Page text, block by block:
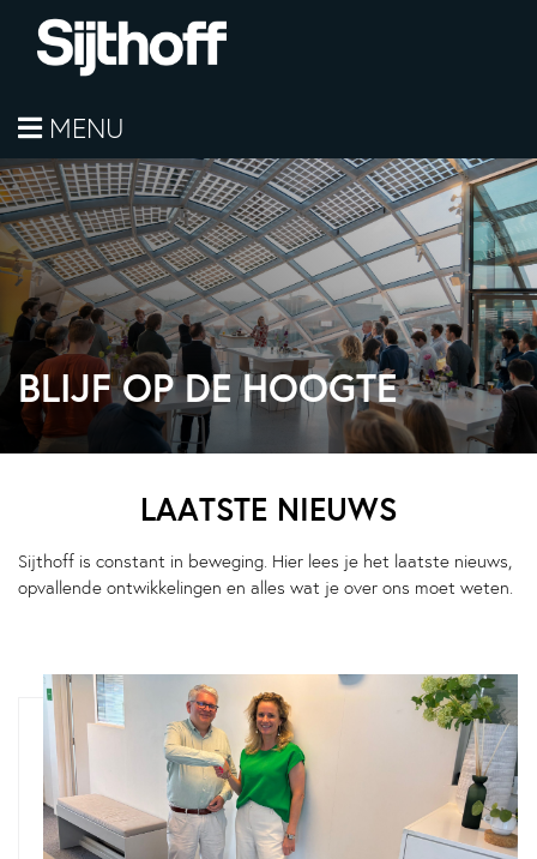
MENU
BLIJF OP DE HOOGTE
LAATSTE NIEUWS
Sijthoff is constant in beweging. Hier lees je het laatste nieuws,
opvallende ontwikkelingen en alles wat je over ons moet weten.